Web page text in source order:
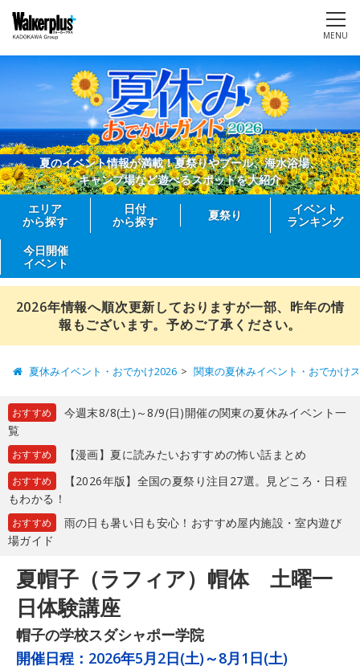
MENU
夏のイベント情報が満載！夏祭りやプール、海水浴場、
キャンプ場など遊べるスポットを大紹介
エリア
から探す
日付
から探す
夏祭り
イベント
ランキング
今日開催
イベント
2026年情報へ順次更新しておりますが一部、昨年の情
報もございます。予めご了承ください。
夏休みイベント・おでかけ2026 関東の夏休みイベント・おでかけ
おすすめ
今週末8/8(土)～8/9(日)開催の関東の夏休みイベント一
覧
おすすめ 【漫画】夏に読みたいおすすめの怖い話まとめ
おすすめ
【2026年版】全国の夏祭り注目27選。見どころ・日程
もわかる！
おすすめ
雨の日も暑い日も安心！おすすめ屋内施設・室内遊び
場ガイド
夏帽子（ラフィア）帽体 土曜一
日体験講座
帽子の学校スダシャポー学院
開催日程： 2026年5月2日(土)～8月1日(土)